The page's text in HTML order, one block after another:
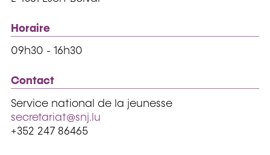
Horaire
09h30 - 16h30
Contact
Service national de la jeunesse
secretariat@snj.lu
+352 247 86465